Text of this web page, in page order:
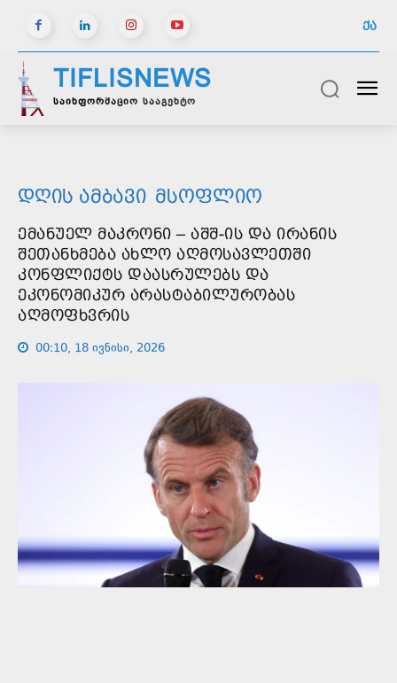
ᲥᲐ
TIFLISNEWS
საინფორმაციო სააგენტო
ᲓᲦᲘᲡ ᲐᲛᲑᲐᲕᲘ ᲛᲡᲝᲤᲚᲘᲝ
ᲔᲛᲐᲜᲣᲔᲚ ᲛᲐᲙᲠᲝᲜᲘ – ᲐᲨᲨ-ᲘᲡ ᲓᲐ ᲘᲠᲐᲜᲘᲡ
ᲨᲔᲗᲐᲜᲮᲛᲔᲑᲐ ᲐᲮᲚᲝ ᲐᲦᲛᲝᲡᲐᲕᲚᲔᲗᲨᲘ
ᲙᲝᲜᲤᲚᲘᲥᲢᲡ ᲓᲐᲐᲡᲠᲣᲚᲔᲑᲡ ᲓᲐ
ᲔᲙᲝᲜᲝᲛᲘᲙᲣᲠ ᲐᲠᲐᲡᲢᲐᲑᲘᲚᲣᲠᲝᲑᲐᲡ
ᲐᲦᲛᲝᲤᲮᲕᲠᲘᲡ
00:10, 18 ივნისი, 2026